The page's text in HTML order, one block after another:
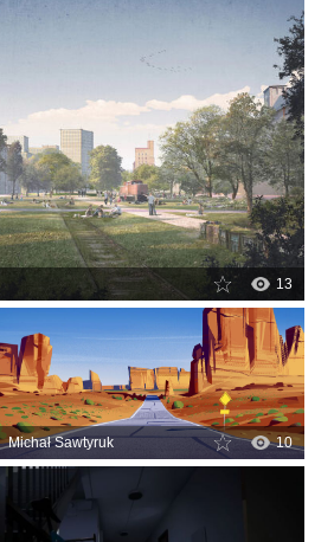
13
Michał Sawtyruk 10